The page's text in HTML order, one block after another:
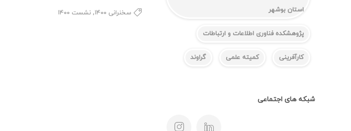
سخنرانی ۱۴۰۰ , نشست ۱۴۰۰
استان بوشهر
پژوهشکده فناوری اطلاعات و ارتباطات
کارآفرینی کمیته علمی گراوند
شبکه های اجتماعی